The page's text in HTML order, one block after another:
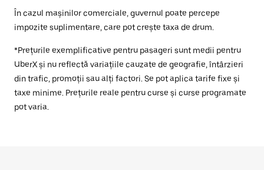
În cazul mașinilor comerciale, guvernul poate percepe
impozite suplimentare, care pot crește taxa de drum.
*Prețurile exemplificative pentru pasageri sunt medii pentru
UberX și nu reflectă variațiile cauzate de geografie, întârzieri
din trafic, promoții sau alți factori. Se pot aplica tarife fixe și
taxe minime. Prețurile reale pentru curse și curse programate
pot varia.